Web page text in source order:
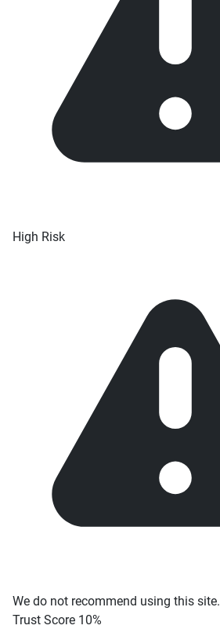
High Risk
We do not recommend using this site.
Trust Score 10%